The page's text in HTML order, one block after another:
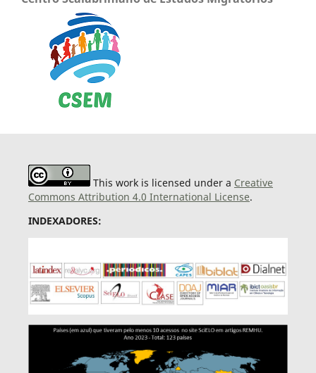
This work is licensed under a Creative
Commons Attribution 4.0 International License.
INDEXADORES: